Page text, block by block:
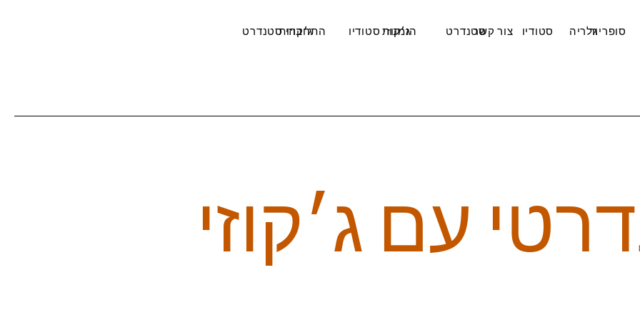
התחברות הזמנות צור קשר גלריה ג׳קוזי סטנדרט ג׳קוזי סטודיו סטנדרט סטודיו סופריור
עם ג׳קוזי